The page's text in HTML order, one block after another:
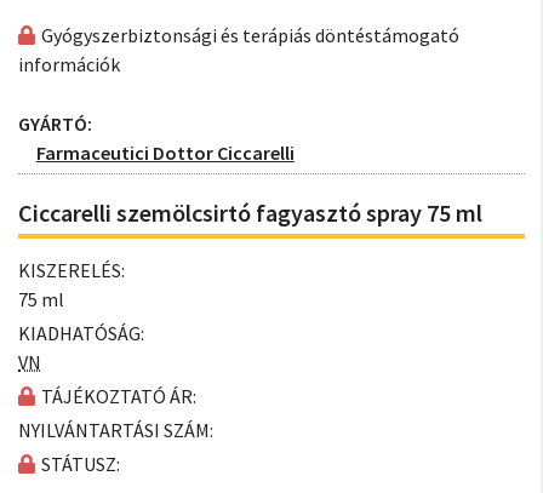
Gyógyszerbiztonsági és terápiás döntéstámogató
információk
GYÁRTÓ:
Farmaceutici Dottor Ciccarelli
Ciccarelli szemölcsirtó fagyasztó spray 75 ml
KISZERELÉS:
75 ml
KIADHATÓSÁG:
VN
TÁJÉKOZTATÓ ÁR:
NYILVÁNTARTÁSI SZÁM:
STÁTUSZ: